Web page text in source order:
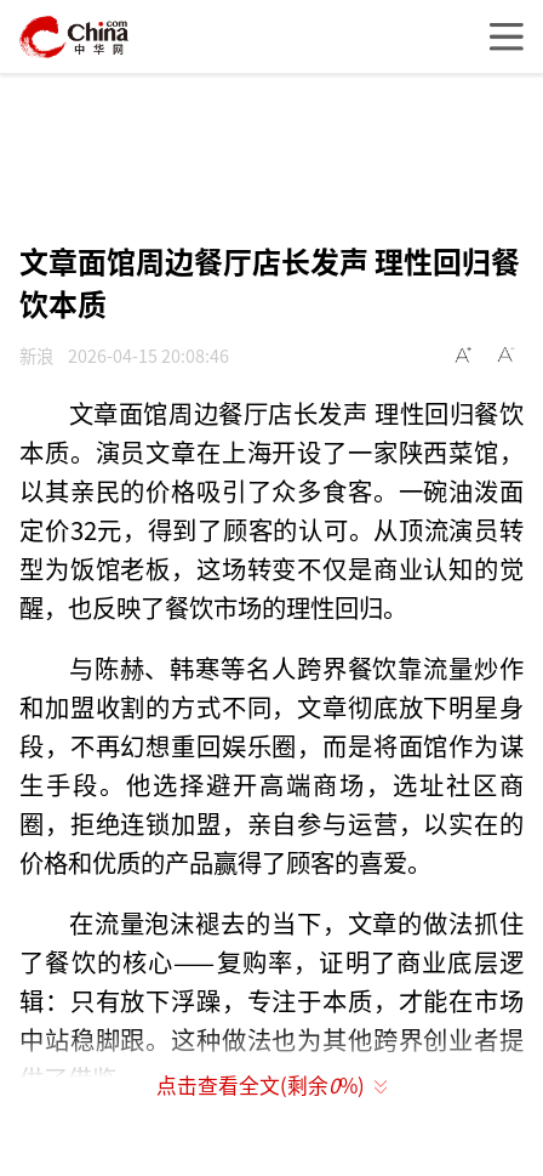
文章面馆周边餐厅店长发声 理性回归餐
饮本质
新浪 2026-04-15 20:08:46
文章面馆周边餐厅店长发声 理性回归餐饮
本质。演员文章在上海开设了一家陕西菜馆，
以其亲民的价格吸引了众多食客。一碗油泼面
定价32元，得到了顾客的认可。从顶流演员转
型为饭馆老板，这场转变不仅是商业认知的觉
醒，也反映了餐饮市场的理性回归。
与陈赫、韩寒等名人跨界餐饮靠流量炒作
和加盟收割的方式不同，文章彻底放下明星身
段，不再幻想重回娱乐圈，而是将面馆作为谋
生手段。他选择避开高端商场，选址社区商
圈，拒绝连锁加盟，亲自参与运营，以实在的
价格和优质的产品赢得了顾客的喜爱。
在流量泡沫褪去的当下，文章的做法抓住
了餐饮的核心——复购率，证明了商业底层逻
辑：只有放下浮躁，专注于本质，才能在市场
中站稳脚跟。这种做法也为其他跨界创业者提
供了借鉴。
（责任编辑：0882）
点击查看全文(剩余0%)